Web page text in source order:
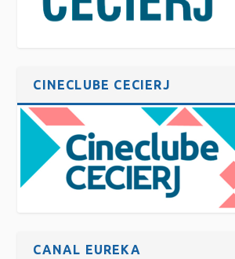
CINECLUBE CECIERJ
CANAL EUREKA